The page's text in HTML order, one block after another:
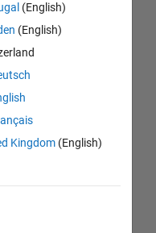
(English)
(English)
Kingdom(English)